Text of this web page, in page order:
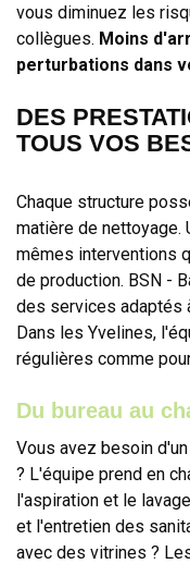
vous diminuez les
collègues. Moins
perturbations dans
DES
TOUS VOS
Chaque structure
matière de nettoyage.
mêmes interventions
de production. BSN -
des services adaptés
Dans les Yvelines,
régulières comme
Du bureau au
Vous avez besoin
? L'équipe prend en
l'aspiration et le
et l'entretien des
avec des vitrines ?